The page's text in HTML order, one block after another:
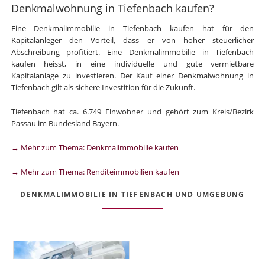
Denkmalwohnung in Tiefenbach kaufen?
Eine Denkmalimmobilie in Tiefenbach kaufen hat für den
Kapitalanleger den Vorteil, dass er von hoher steuerlicher
Abschreibung profitiert. Eine Denkmalimmobilie in Tiefenbach
kaufen heisst, in eine individuelle und gute vermietbare
Kapitalanlage zu investieren. Der Kauf einer Denkmalwohnung in
Tiefenbach gilt als sichere Investition für die Zukunft.
Tiefenbach hat ca. 6.749 Einwohner und gehört zum Kreis/Bezirk
Passau im Bundesland Bayern.
→ Mehr zum Thema: Denkmalimmobilie kaufen
→ Mehr zum Thema: Renditeimmobilien kaufen
DENKMALIMMOBILIE IN TIEFENBACH UND UMGEBUNG